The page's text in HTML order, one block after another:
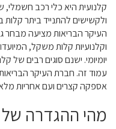
קלנועית היא כלי רכב חשמלי,
ולקשישים להתנייד ביתר
העיקר הבריאות מציעה מבחר
וקלנועיות קלות משקל,
יומיומי. ישנם סוגים רבים של
עמוד זה. חברת העיקר
אספקה קצרים ועם אחריות
מהי ההגדרה של